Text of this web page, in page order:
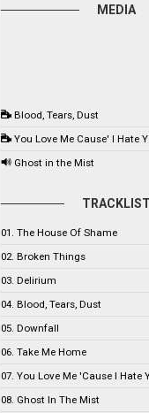
MEDIA
Blood, Tears, Dust
You Love Me Cause' I Hate
Ghost in the Mist
TRACKLIST
01. The House Of Shame
02. Broken Things
03. Delirium
04. Blood, Tears, Dust
05. Downfall
06. Take Me Home
07. You Love Me 'Cause I Hate
08. Ghost In The Mist